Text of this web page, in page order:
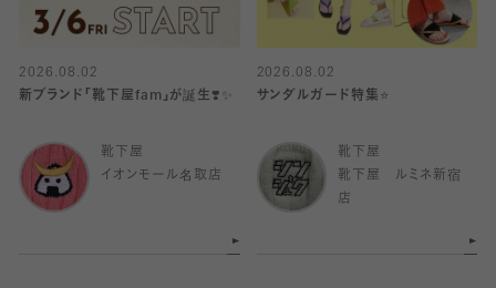
2026.08.02
新ブランド「靴下屋fam」が誕生❣️✨
靴下屋
イオンモール名取店
2026.08.02
サンダルガード特集⭐️
靴下屋
靴下屋 ルミネ新宿
店